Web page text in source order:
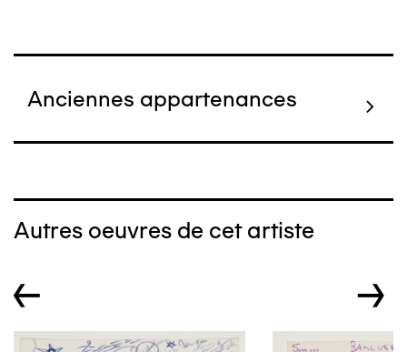
Anciennes appartenances
Autres oeuvres de cet artiste
← →